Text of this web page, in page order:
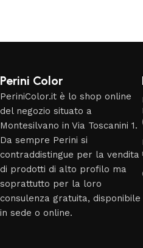
Perini Color
PeriniColor.it è lo shop online
del negozio situato a
Montesilvano in Via Toscanini 1.
Da sempre Perini si
contraddistingue per la vendita
di prodotti di alto profilo ma
soprattutto per la loro
consulenza gratuita, disponibile
in sede o online.